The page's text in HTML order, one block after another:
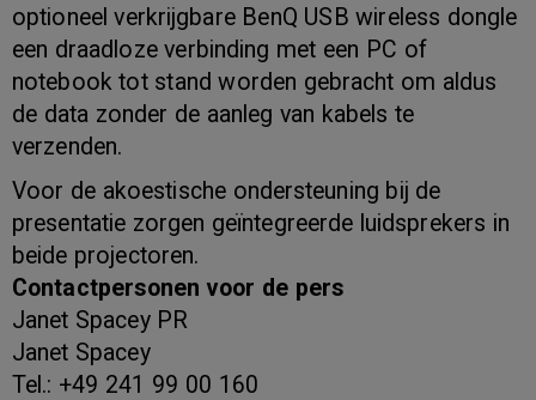
optioneel verkrijgbare BenQ USB wireless dongle
een draadloze verbinding met een PC of
notebook tot stand worden gebracht om aldus
de data zonder de aanleg van kabels te
verzenden.
Voor de akoestische ondersteuning bij de
presentatie zorgen geïntegreerde luidsprekers in
beide projectoren.
Contactpersonen voor de pers
Janet Spacey PR
Janet Spacey
Tel.: +49 241 99 00 160